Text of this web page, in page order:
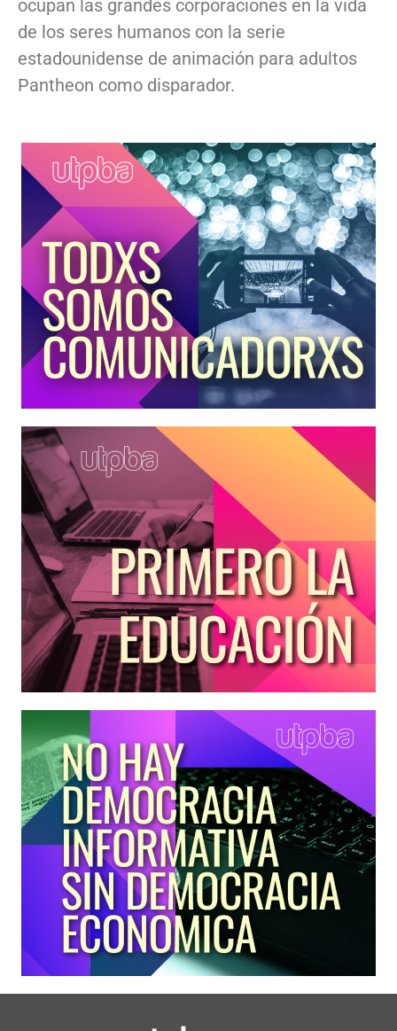
ocupan las grandes corporaciones en la vida
de los seres humanos con la serie
estadounidense de animación para adultos
Pantheon como disparador.